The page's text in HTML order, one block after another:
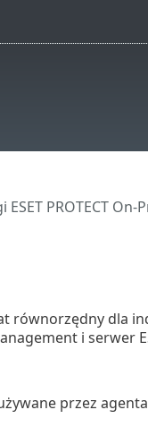
PROTECT On-
równorzędny dla
i serwer
przez